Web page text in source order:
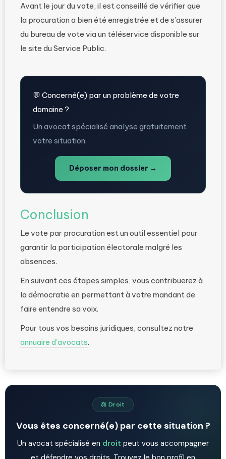
Avant le jour du vote, il est conseillé de vérifier que
la procuration a bien été enregistrée et de s’assurer
du bureau de vote via un téléservice disponible sur
le site du Service Public.
💬 Concerné(e) par un problème de votre
domaine ?
Un avocat spécialisé analyse gratuitement
votre situation.
Déposer mon dossier →
Conclusion
Le vote par procuration est un outil essentiel pour
garantir la participation électorale malgré les
absences.
En suivant ces étapes simples, vous contribuerez à
la démocratie en permettant à votre mandant de
faire entendre sa voix.
Pour tous vos besoins juridiques, consultez notre
annuaire d’avocats.
⚖️ Droit
Vous êtes concerné(e) par cette situation ?
Un avocat spécialisé en droit peut vous accompagner